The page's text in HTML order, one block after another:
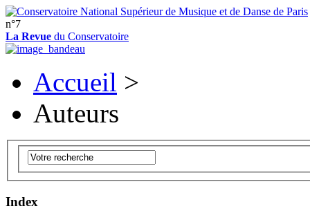
n°7
La Revue du Conservatoire
Accueil >
Auteurs
Index